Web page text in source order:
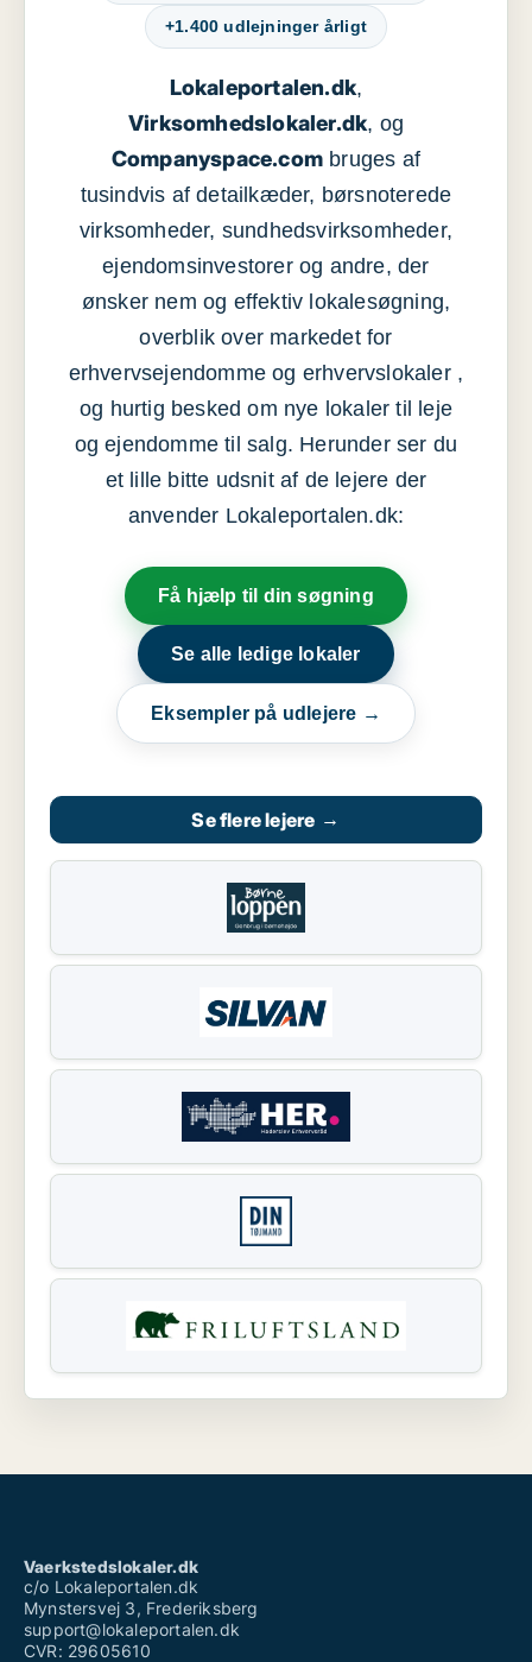
+1.400 udlejninger årligt
Lokaleportalen.dk,
Virksomhedslokaler.dk, og
Companyspace.com bruges af
tusindvis af detailkæder, børsnoterede
virksomheder, sundhedsvirksomheder,
ejendomsinvestorer og andre, der
ønsker nem og effektiv lokalesøgning,
overblik over markedet for
erhvervsejendomme og erhvervslokaler ,
og hurtig besked om nye lokaler til leje
og ejendomme til salg. Herunder ser du
et lille bitte udsnit af de lejere der
anvender Lokaleportalen.dk:
Få hjælp til din søgning
Se alle ledige lokaler
Eksempler på udlejere →
Se flere lejere →
Vaerkstedslokaler.dk
c/o Lokaleportalen.dk
Mynstersvej 3, Frederiksberg
support@lokaleportalen.dk
CVR: 29605610